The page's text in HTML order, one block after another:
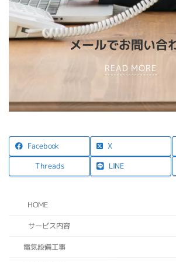
メールでお問い合
READ MORE
Facebook X
Threads LINE
HOME
サービス内容
電気設備工事